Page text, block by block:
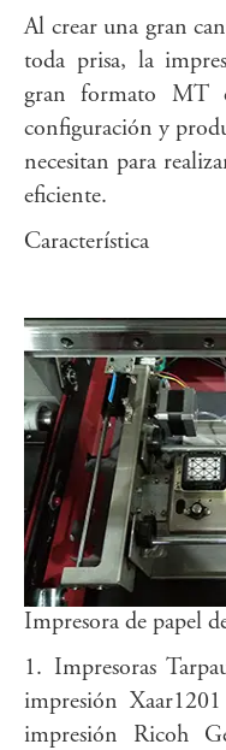
Al crear una gran
toda prisa, la
gran formato MT
configuración y
necesitan para
eficiente.
Característica
Impresora de papel
1. Impresoras
impresión
impresión Ricoh